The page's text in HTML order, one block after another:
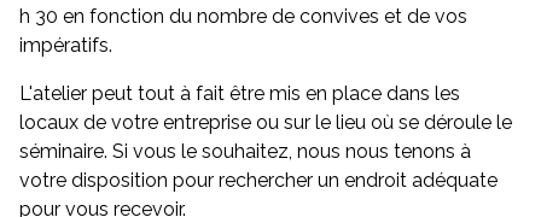
h 30 en fonction du nombre de convives et de vos
impératifs.
L'atelier peut tout à fait être mis en place dans les
locaux de votre entreprise ou sur le lieu où se déroule le
séminaire. Si vous le souhaitez, nous nous tenons à
votre disposition pour rechercher un endroit adéquate
pour vous recevoir.